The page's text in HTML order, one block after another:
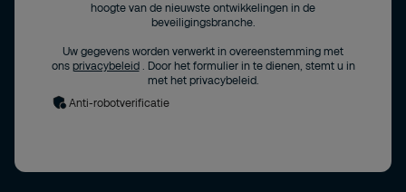
hoogte van de nieuwste ontwikkelingen in de
beveiligingsbranche.
Uw gegevens worden verwerkt in overeenstemming met
ons privacybeleid
. Door het formulier in te dienen, stemt u in
met het privacybeleid.
Anti-robotverificatie